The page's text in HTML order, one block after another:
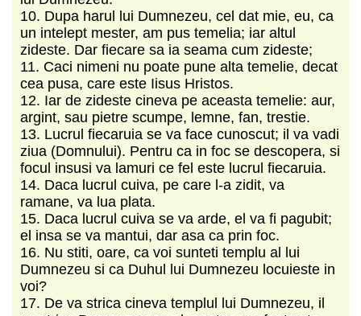
10. Dupa harul lui Dumnezeu, cel dat mie, eu, ca
un intelept mester, am pus temelia; iar altul
zideste. Dar fiecare sa ia seama cum zideste;
11. Caci nimeni nu poate pune alta temelie, decat
cea pusa, care este Iisus Hristos.
12. Iar de zideste cineva pe aceasta temelie: aur,
argint, sau pietre scumpe, lemne, fan, trestie.
13. Lucrul fiecaruia se va face cunoscut; il va vadi
ziua (Domnului). Pentru ca in foc se descopera, si
focul insusi va lamuri ce fel este lucrul fiecaruia.
14. Daca lucrul cuiva, pe care l-a zidit, va
ramane, va lua plata.
15. Daca lucrul cuiva se va arde, el va fi pagubit;
el insa se va mantui, dar asa ca prin foc.
16. Nu stiti, oare, ca voi sunteti templu al lui
Dumnezeu si ca Duhul lui Dumnezeu locuieste in
voi?
17. De va strica cineva templul lui Dumnezeu, il